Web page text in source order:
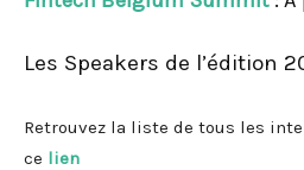
Les Speakers de l’édition
Retrouvez la liste de tous les
ce lien